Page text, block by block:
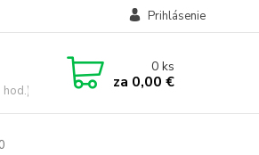
Prihlásenie
0ks
za 0,00 €